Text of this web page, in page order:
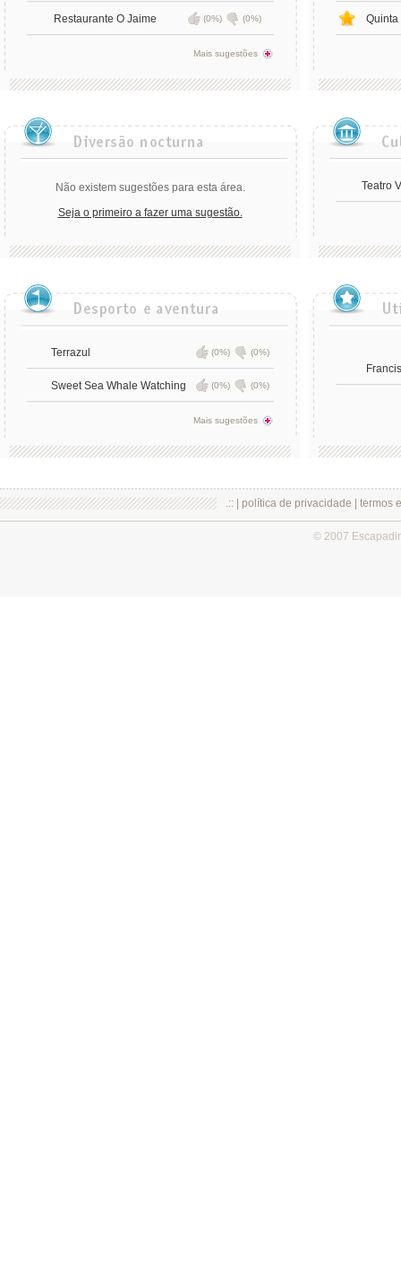
Restaurante O Jaime (0%) (0%)
Mais sugestões
Quinta
Não existem sugestões para esta área.
Seja o primeiro a fazer uma sugestão.
Teatro
Terrazul (0%) (0%)
Sweet Sea Whale Watching (0%) (0%)
Mais sugestões
.:: | política de privacidade termos
© 2007